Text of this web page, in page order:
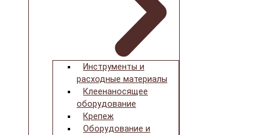
Инструменты и
расходные материалы
Клеенаносящее
оборудование
Крепеж
Оборудование и